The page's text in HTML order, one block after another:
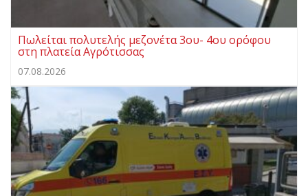
Πωλείται πολυτελής μεζονέτα 3ου- 4ου ορόφου
στη πλατεία Αγρότισσας
07.08.2026